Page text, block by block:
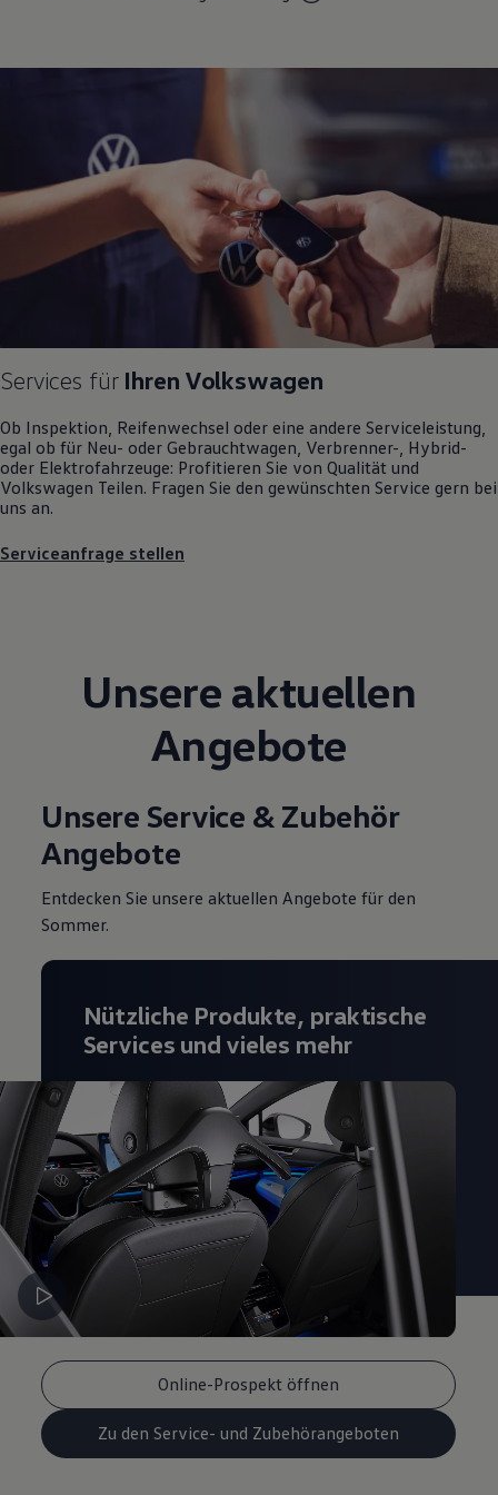
Modellspezifisches Zubehör
Schutz und Pflege
Transport
Entertainment und Elektronik
Individualisieren
Wallbox und Ladekabel
Digitale Extras
Dienste für Ihr Modell finden
Volkswagen Apps, Login und Shop
Handy und Fahrzeug verbinden
Updates für Software, Karten und Radio
Vorgängermodelle
Kundeninformationen
Volkswagen Kundenbetreuung
Warn- und Kontrollleuchten
Assistenzsysteme
Digitale Betriebsanleitung
Live Beratung
Transport
Services für Ihren Volkswagen
Ob Inspektion, Reifenwechsel oder eine andere Serviceleistung,
egal ob für Neu- oder Gebrauchtwagen , Verbrenner-, Hybrid-
oder Elektrofahrzeuge: Profitieren Sie von Qualität und
Volkswagen Teilen. Fragen Sie den gewünschten Service gern bei
uns an.
Serviceanfrage stellen
Unsere aktuellen
Angebote
Unsere Service & Zubehör
Angebote
Entdecken Sie unsere aktuellen Angebote für den
Sommer.
Online-Prospekt öffnen
Zu den Service- und Zubehörangeboten
Nützliche Produkte, praktische
Services und vieles mehr